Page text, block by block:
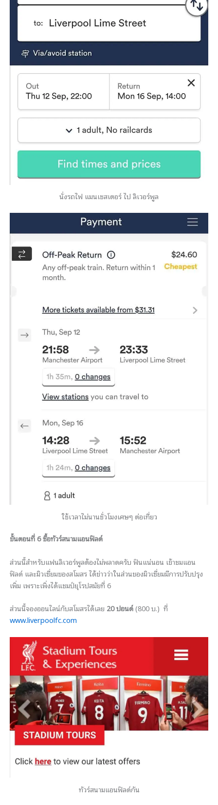
นั่งรถไฟ แมนเชสเตอร์ ไป ลิเวอร์พูล
ใช้เวลาไม่นานชั่วโมงเศษๆ ต่อเที่ยว
ขั้นตอนที่ 6 ซื้อทัวร์สนามแอนฟิลด์
ส่วนนี้สำหรับแฟนลิเวอร์พูลต้องไม่พลาดครับ ฟินแน่นอน เข้าชมแอน
ฟิลด์ และมิวเซี่ยมของสโมสร ได้ข่าวว่าในส่วนของมิวเซี่ยมมีการปรับปรุง
เพิ่ม เพราะเพิ่งได้แชมป์ยุโรปสมัยที่ 6
ส่วนนี้จองออนไลน์กับสโมสรได้เลย 20 ปอนด์(800 บ.) ที่
www.liverpoolfc.com
ทัวร์สนามแอนฟิลด์กัน